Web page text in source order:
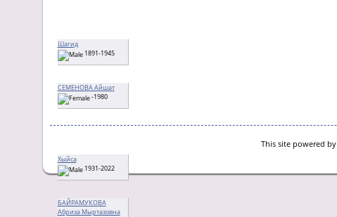
Шагид
1891-1945
CЕМЕНОВА Айшат
-1980
Хыйса
1931-2022
БАЙРАМУКОВА
Абриза Мыртазовна
This site powered by